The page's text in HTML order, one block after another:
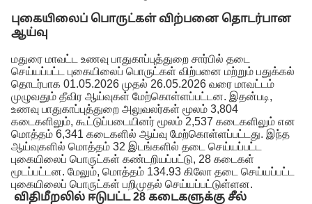
புகையிலைப் பொருட்கள் விற்பனை தொடர்பான
ஆய்வு
மதுரை மாவட்ட உணவு பாதுகாப்புத்துறை சார்பில் தடை
செய்யப்பட்ட புகையிலைப் பொருட்கள் விற்பனை மற்றும் பதுக்கல்
தொடர்பாக 01.05.2026 முதல் 26.05.2026 வரை மாவட்டம்
முழுவதும் தீவிர ஆய்வுகள் மேற்கொள்ளப்பட்டன. இதன்படி,
உணவு பாதுகாப்புத்துறை அலுவலர்கள் மூலம் 3,804
கடைகளிலும், கூட்டுப்படையினர் மூலம் 2,537 கடைகளிலும் என
மொத்தம் 6,341 கடைகளில் ஆய்வு மேற்கொள்ளப்பட்டது. இந்த
ஆய்வுகளில் மொத்தம் 32 இடங்களில் தடை செய்யப்பட்ட
புகையிலைப் பொருட்கள் கண்டறியப்பட்டு, 28 கடைகள்
மூடப்பட்டன. மேலும், மொத்தம் 134.93 கிலோ தடை செய்யப்பட்ட
புகையிலைப் பொருட்கள் பறிமுதல் செய்யப்பட்டுள்ளன.
விதிமீறலில் ஈடுபட்ட 28 கடைகளுக்கு சீல்